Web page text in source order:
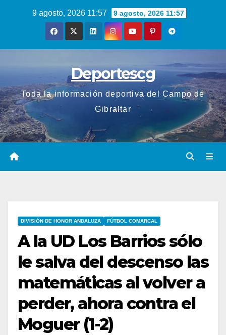
9 agosto, 2026 11:57 9 agosto, 2026 11:57
Deportescg
Toda la información deportiva del Campo de
Gibraltar
DIVISIÓN DE HONOR ANDALUZA FÚTBOL COMARCAL
A la UD Los Barrios sólo
le salva del descenso las
matemáticas al volver a
perder, ahora contra el
Moguer (1-2)